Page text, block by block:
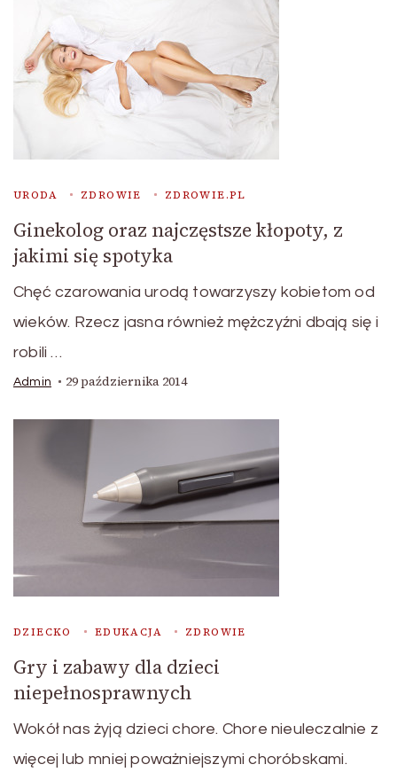
URODA ZDROWIE ZDROWIE.PL
Ginekolog oraz najczęstsze kłopoty, z
jakimi się spotyka
Chęć czarowania urodą towarzyszy kobietom od
wieków. Rzecz jasna również mężczyźni dbają się i
robili …
Admin 29 października 2014
DZIECKO EDUKACJA ZDROWIE
Gry i zabawy dla dzieci
niepełnosprawnych
Wokół nas żyją dzieci chore. Chore nieuleczalnie z
więcej lub mniej poważniejszymi choróbskami.